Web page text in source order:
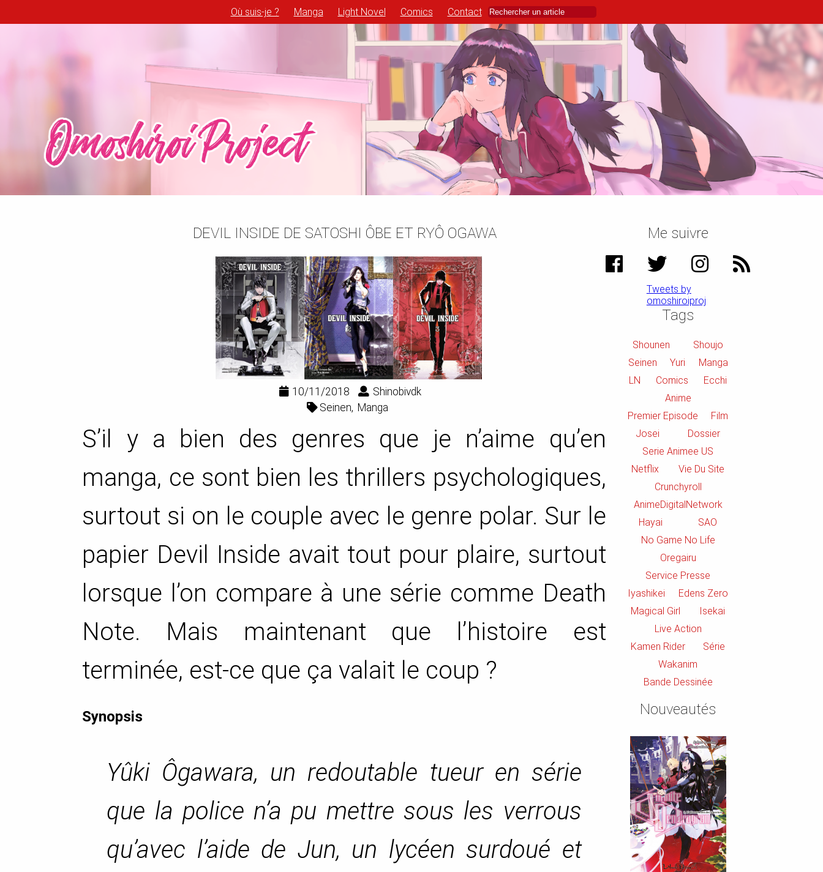
Où suis-je ? Manga Light Novel Comics Contact
DEVIL INSIDE DE SATOSHI ÔBE ET RYÔ OGAWA
10/11/2018
Shinobivdk
Seinen Manga
S’il y a bien des genres que je n’aime qu’en
manga, ce sont bien les thrillers psychologiques,
surtout si on le couple avec le genre polar. Sur le
papier Devil Inside avait tout pour plaire, surtout
lorsque l’on compare à une série comme Death
Note. Mais maintenant que l’histoire est
terminée, est-ce que ça valait le coup ?
Synopsis
Yûki Ôgawara, un redoutable tueur en série
que la police n’a pu mettre sous les verrous
qu’avec l’aide de Jun, un lycéen surdoué et
Me suivre
Tweets by
omoshiroiproj
Tags
Shounen
Shoujo
Seinen
Yuri
Manga
LN
Comics
Ecchi
Anime
Premier Episode
Film
Josei
Dossier
Serie Animee US
Netflix
Vie Du Site
Crunchyroll
AnimeDigitalNetwork
Hayai
SAO
No Game No Life
Oregairu
Service Presse
Iyashikei
Edens Zero
Magical Girl
Isekai
Live Action
Kamen Rider
Série
Wakanim
Bande Dessinée
Nouveautés